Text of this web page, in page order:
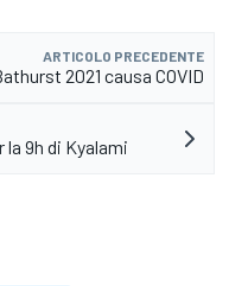
ARTICOLO PRECEDENTE
2021 causa COVID
la 9h di Kyalami